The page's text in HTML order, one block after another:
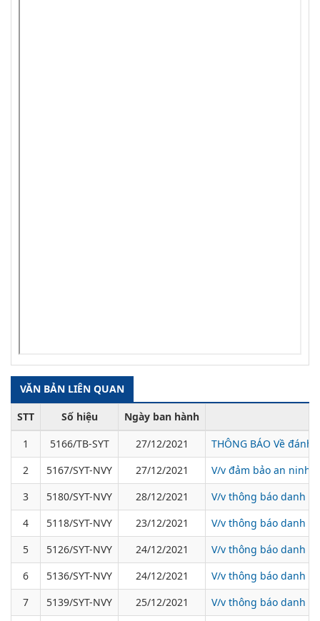
VĂN BẢN LIÊN QUAN
STT Số hiệu
Ngày ban hành
1
5166/TB-SYT 27/12/2021
THÔNG BÁO Về
2
5167/SYT-NVY 27/12/2021
V/v đảm bảo an ninh
3
5180/SYT-NVY 28/12/2021
V/v thông báo danh
4
5118/SYT-NVY 23/12/2021
V/v thông báo danh
5
5126/SYT-NVY 24/12/2021
V/v thông báo danh
6
5136/SYT-NVY 24/12/2021
V/v thông báo danh
7
5139/SYT-NVY 25/12/2021 V/v thông báo danh